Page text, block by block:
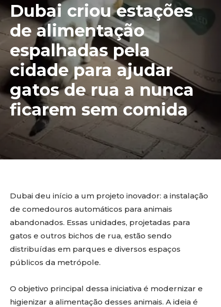
Dubai criou estações
de alimentação
espalhadas pela
cidade para ajudar
gatos de rua a nunca
ficarem sem comida
Dubai deu início a um projeto inovador: a instalação
de comedouros automáticos para animais
abandonados. Essas unidades, projetadas para
gatos e outros bichos de rua, estão sendo
distribuídas em parques e diversos espaços
públicos da metrópole.
O objetivo principal dessa iniciativa é modernizar e
higienizar a alimentação desses animais. A ideia é